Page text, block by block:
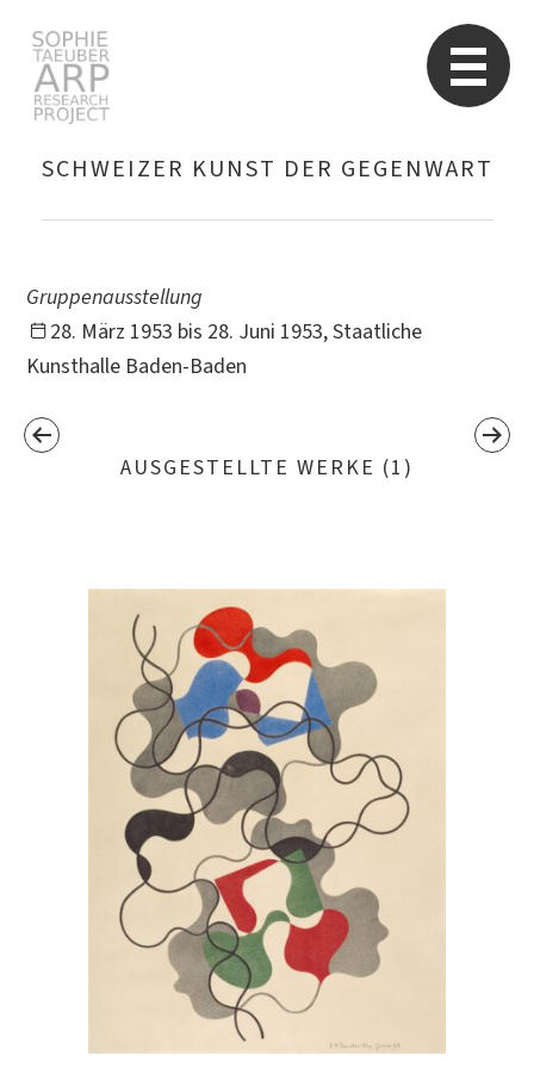
Suchen
SCHWEIZER KUNST DER GEGENWART
Gruppenausstellung
28. März 1953 bis 28. Juni 1953, Staatliche
Kunsthalle Baden-Baden
AUSGESTELLTE WERKE (1)